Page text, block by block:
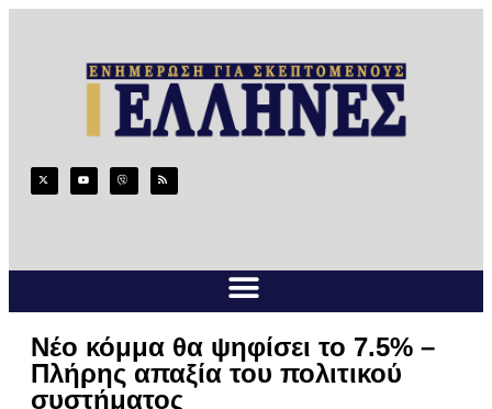
Νέο κόμμα θα ψηφίσει το 7.5% –
Πλήρης απαξία του πολιτικού
συστήματος